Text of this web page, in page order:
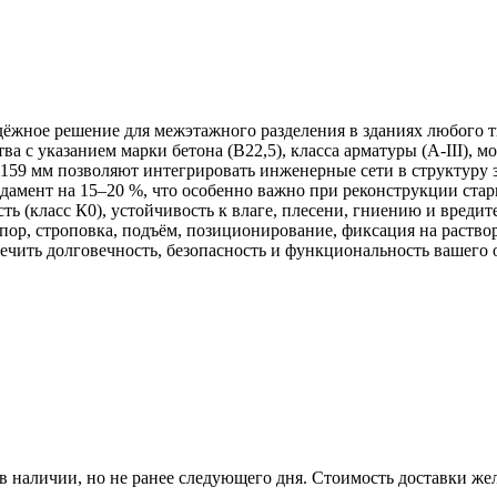
решение для межэтажного разделения в зданиях любого
с указанием марки бетона (В22,5), класса арматуры (А‑III),
мм позволяют интегрировать инженерные сети в
на 15–20 %, что особенно важно при реконструкции
(класс К0), устойчивость к влаге, плесени, гниению и
строповка, подъём, позиционирование, фиксация на
долговечность, безопасность и функциональность вашего
наличии, но не ранее следующего дня. Стоимость доставки